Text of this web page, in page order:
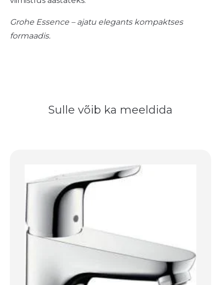
Grohe Essence – ajatu elegants kompaktses
formaadis.
Sulle võib ka meeldida